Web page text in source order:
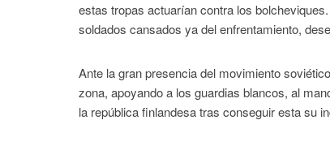
estas tropas actuarían contra los
soldados cansados ya del enfrentamiento,
Ante la gran presencia del movimiento
zona, apoyando a los guardias blancos, al
la república finlandesa tras conseguir esta su